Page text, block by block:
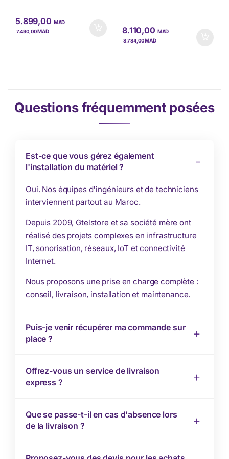
5.899,00 MAD
7.490,00MAD 8.110,00 MAD
8.784,00MAD
Questions fréquemment posées
Est-ce que vous gérez également
l'installation du matériel ?
Oui. Nos équipes d'ingénieurs et de techniciens
interviennent partout au Maroc.
Depuis 2009, Gtelstore et sa société mère ont
réalisé des projets complexes en infrastructure
IT, sonorisation, réseaux, IoT et connectivité
Internet.
Nous proposons une prise en charge complète :
conseil, livraison, installation et maintenance.
Puis-je venir récupérer ma commande sur
place ?
Offrez-vous un service de livraison
express ?
Que se passe-t-il en cas d'absence lors
de la livraison ?